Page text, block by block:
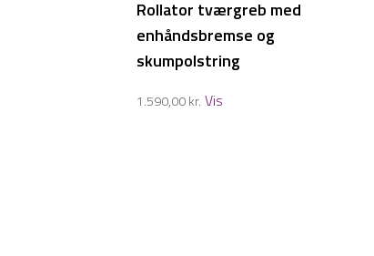
Rollator tværgreb med
enhåndsbremse og
skumpolstring
1.590,00kr. Vis